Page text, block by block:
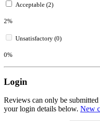
Acceptable (2)
2%
Unsatisfactory (0)
0%
Login
Reviews can only be
your login details below. New